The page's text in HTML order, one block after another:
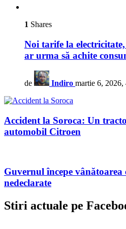
1 Shares
Noi tarife la
ar urma să achite
de Indiro martie 6, 2026,
Accident la Soroca: Un
automobil Citroen
Guvernul începe
nedeclarate
Stiri actuale pe